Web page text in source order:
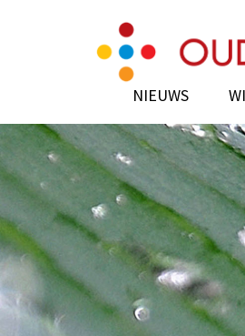
Oud-
NIEUWS